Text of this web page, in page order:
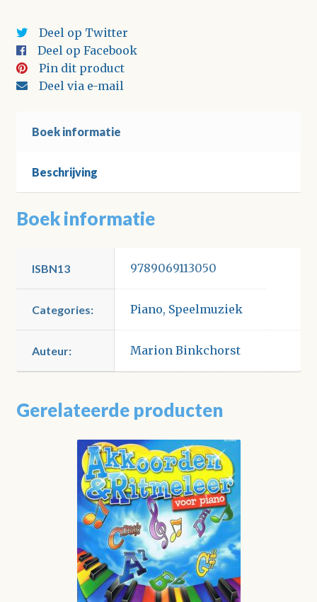
Deel op Twitter
Deel op Facebook
Pin dit product
Deel via e-mail
Boek informatie
Beschrijving
Boek informatie
ISBN13 9789069113050
Categories: Piano, Speelmuziek
Auteur: Marion Binkchorst
Gerelateerde producten